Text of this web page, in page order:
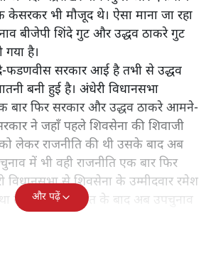
शर्मा
उपचुनाव आख़िर उद्धव ठाकरे खेमे और शिंदे
अहम क्यों हो गया है? जानिए दोनों दलों के